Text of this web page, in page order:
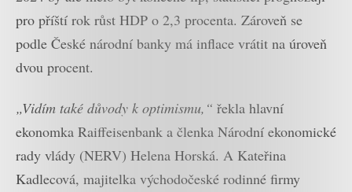
pro příští rok růst HDP o 2,3 procenta. Zároveň se
podle České národní banky má inflace vrátit na úroveň
dvou procent.
„Vidím také důvody k optimismu,“ řekla hlavní
ekonomka Raiffeisenbank a členka Národní ekonomické
rady vlády (NERV) Helena Horská. A Kateřina
Kadlecová, majitelka východočeské rodinné firmy